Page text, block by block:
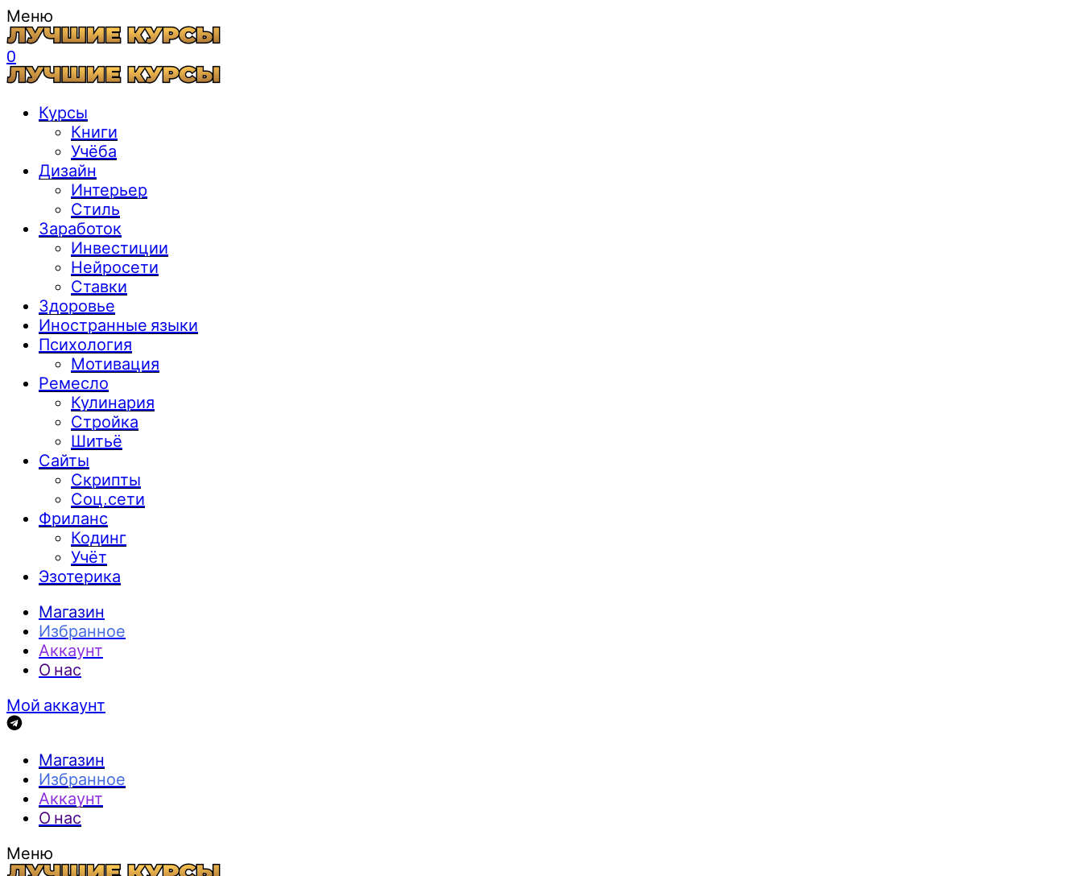
Меню
0
Курсы
Книги
Учёба
Дизайн
Интерьер
Стиль
Заработок
Инвестиции
Нейросети
Ставки
Здоровье
Иностранные языки
Психология
Мотивация
Ремесло
Кулинария
Стройка
Шитьё
Сайты
Скрипты
Соц.сети
Фриланс
Кодинг
Учёт
Эзотерика
Магазин
Избранное
Аккаунт
О нас
Мой аккаунт
Магазин
Избранное
Аккаунт
О нас
Меню